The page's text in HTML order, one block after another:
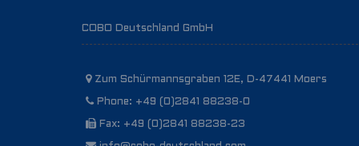
COBO Deutschland GmbH
Zum Schürmannsgraben 12E, D-47441 Moers
Phone: +49 (0)2841 88238-0
Fax: +49 (0)2841 88238-23